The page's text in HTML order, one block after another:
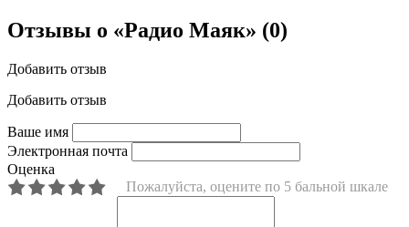
Отзывы о «Радио Маяк» (0)
Добавить отзыв
Добавить отзыв
Ваше имя
Электронная почта
Оценка
Пожалуйста, оцените по 5 бальной шкале